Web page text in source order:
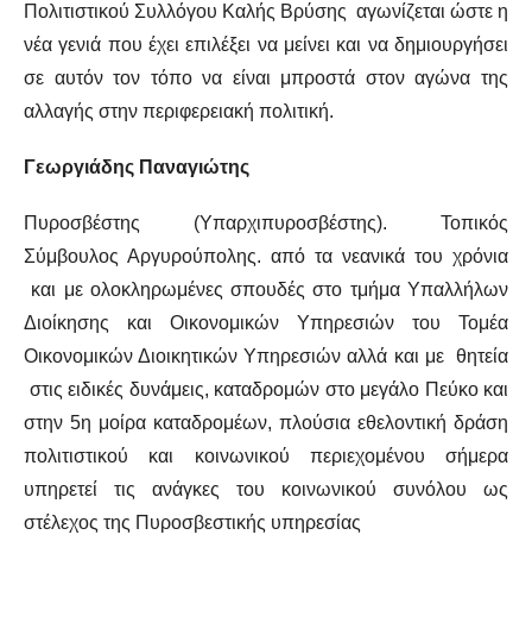
Πολιτιστικού Συλλόγου Καλής Βρύσης αγωνίζεται ώστε η
νέα γενιά που έχει επιλέξει να μείνει και να δημιουργήσει
σε αυτόν τον τόπο να είναι μπροστά στον αγώνα της
αλλαγής στην περιφερειακή πολιτική.
Γεωργιάδης Παναγιώτης
Πυροσβέστης (Υπαρχιπυροσβέστης). Τοπικός
Σύμβουλος Αργυρούπολης. από τα νεανικά του χρόνια
και με ολοκληρωμένες σπουδές στο τμήμα Υπαλλήλων
Διοίκησης και Οικονομικών Υπηρεσιών του Τομέα
Οικονομικών Διοικητικών Υπηρεσιών αλλά και με θητεία
στις ειδικές δυνάμεις, καταδρομών στο μεγάλο Πεύκο και
στην 5η μοίρα καταδρομέων, πλούσια εθελοντική δράση
πολιτιστικού και κοινωνικού περιεχομένου σήμερα
υπηρετεί τις ανάγκες του κοινωνικού συνόλου ως
στέλεχος της Πυροσβεστικής υπηρεσίας